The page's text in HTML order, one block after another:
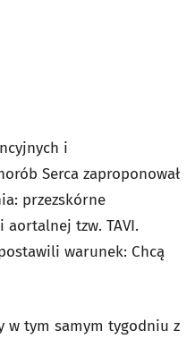
i
Serca zaproponował
przezskórne
aortalnej tzw. TAVI.
warunek: Chcą
w tym samym tygodniu z